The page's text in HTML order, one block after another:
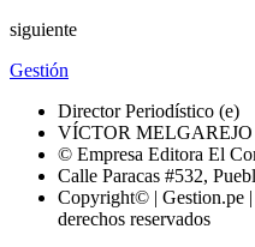
siguiente
Gestión
Director Periodístico (e)
VÍCTOR MELGAREJO
© Empresa Editora El
Calle Paracas #532,
Copyright© | Gestion.pe
derechos reservados